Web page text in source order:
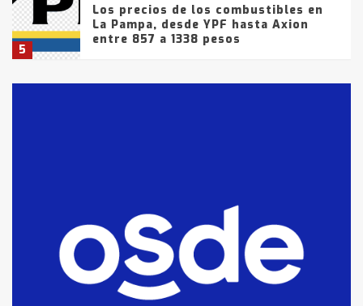
5
Los precios de los combustibles en
La Pampa, desde YPF hasta Axion
entre 857 a 1338 pesos
fueron detenidos por
comercialización de drogas en la
tarde del sábado
T.Lauquen: se vendió el edificio de
lo que fue la planta Industrial del